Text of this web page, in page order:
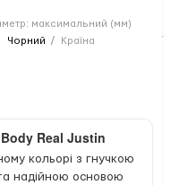
максимальний (мм)
Чорний
Країна
Real Justin
кольорі з гнучкою
надійною основою